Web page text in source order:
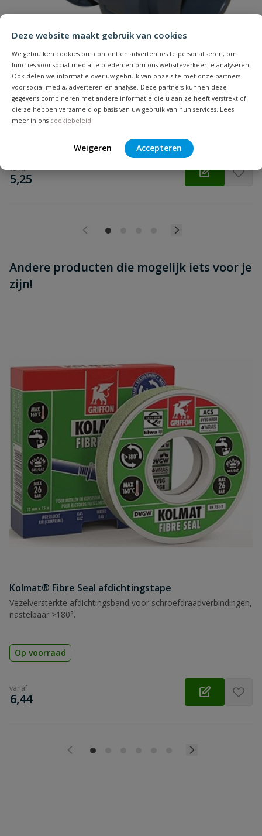
Deze website maakt gebruik van cookies
We gebruiken cookies om content en advertenties te personaliseren, om
functies voor social media te bieden en om ons websiteverkeer te analyseren.
Ook delen we informatie over uw gebruik van onze site met onze partners
voor social media, adverteren en analyse. Deze partners kunnen deze
gegevens combineren met andere informatie die u aan ze heeft verstrekt of
die ze hebben verzameld op basis van uw gebruik van hun services. Lees
meer in ons cookiebeleid.
Weigeren Accepteren
Beoordeling versturen
PVC kogelkraan type Industrie
Diameter: 20 t/m 110 mm | Drukklasse: 16 bar | O-ring: epdm |
Aansluiting: inwendig lijm | Volle doorlaat
vanaf
€
5,25
Andere producten die mogelijk iets voor je
zijn!
Kolmat® Fibre Seal afdichtingstape
Vezelversterkte afdichtingsband voor schroefdraadverbindingen,
nastelbaar >180°.
Op voorraad
vanaf
€
6,44